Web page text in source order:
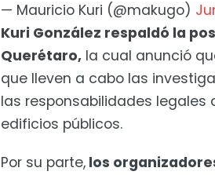
— Mauricio Kuri (@makugo)
Kuri González respaldó la
Querétaro, la cual anunció
que lleven a cabo las
las responsabilidades legales
edificios públicos.
Por su parte, los